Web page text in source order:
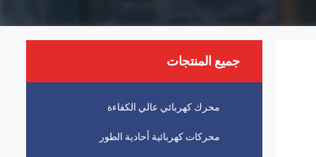
جميع المنتجات
محرك كهربائي عالي الكفاءة
محركات كهربائية أحادية الطور